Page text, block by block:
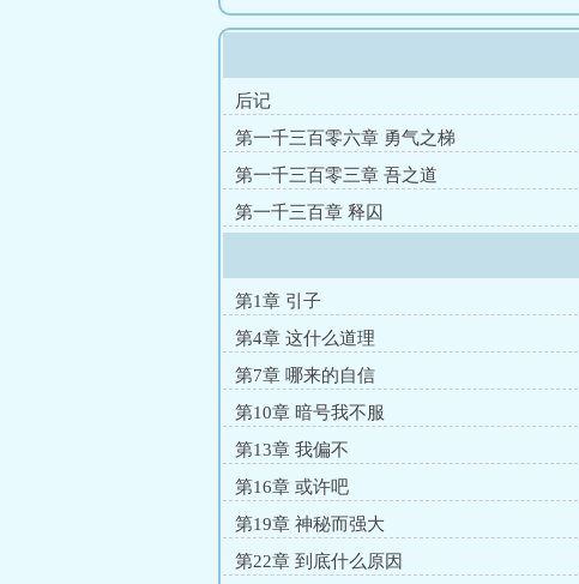
后记
第一千三百零六章 勇气之梯
第一千三百零三章 吾之道
第一千三百章 释囚
第1章 引子
第4章 这什么道理
第7章 哪来的自信
第10章 暗号我不服
第13章 我偏不
第16章 或许吧
第19章 神秘而强大
第22章 到底什么原因